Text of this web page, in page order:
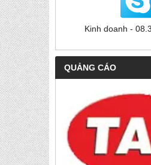
Kinh doanh -
QUẢNG CÁO